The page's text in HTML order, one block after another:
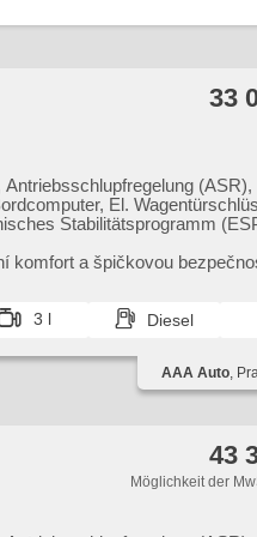
33
(ASR),
El.
Stabilitätsprogramm
starten per Taste,
komfort a špičkovou
3 l Diesel
AAA Auto,
43
Möglichkeit der